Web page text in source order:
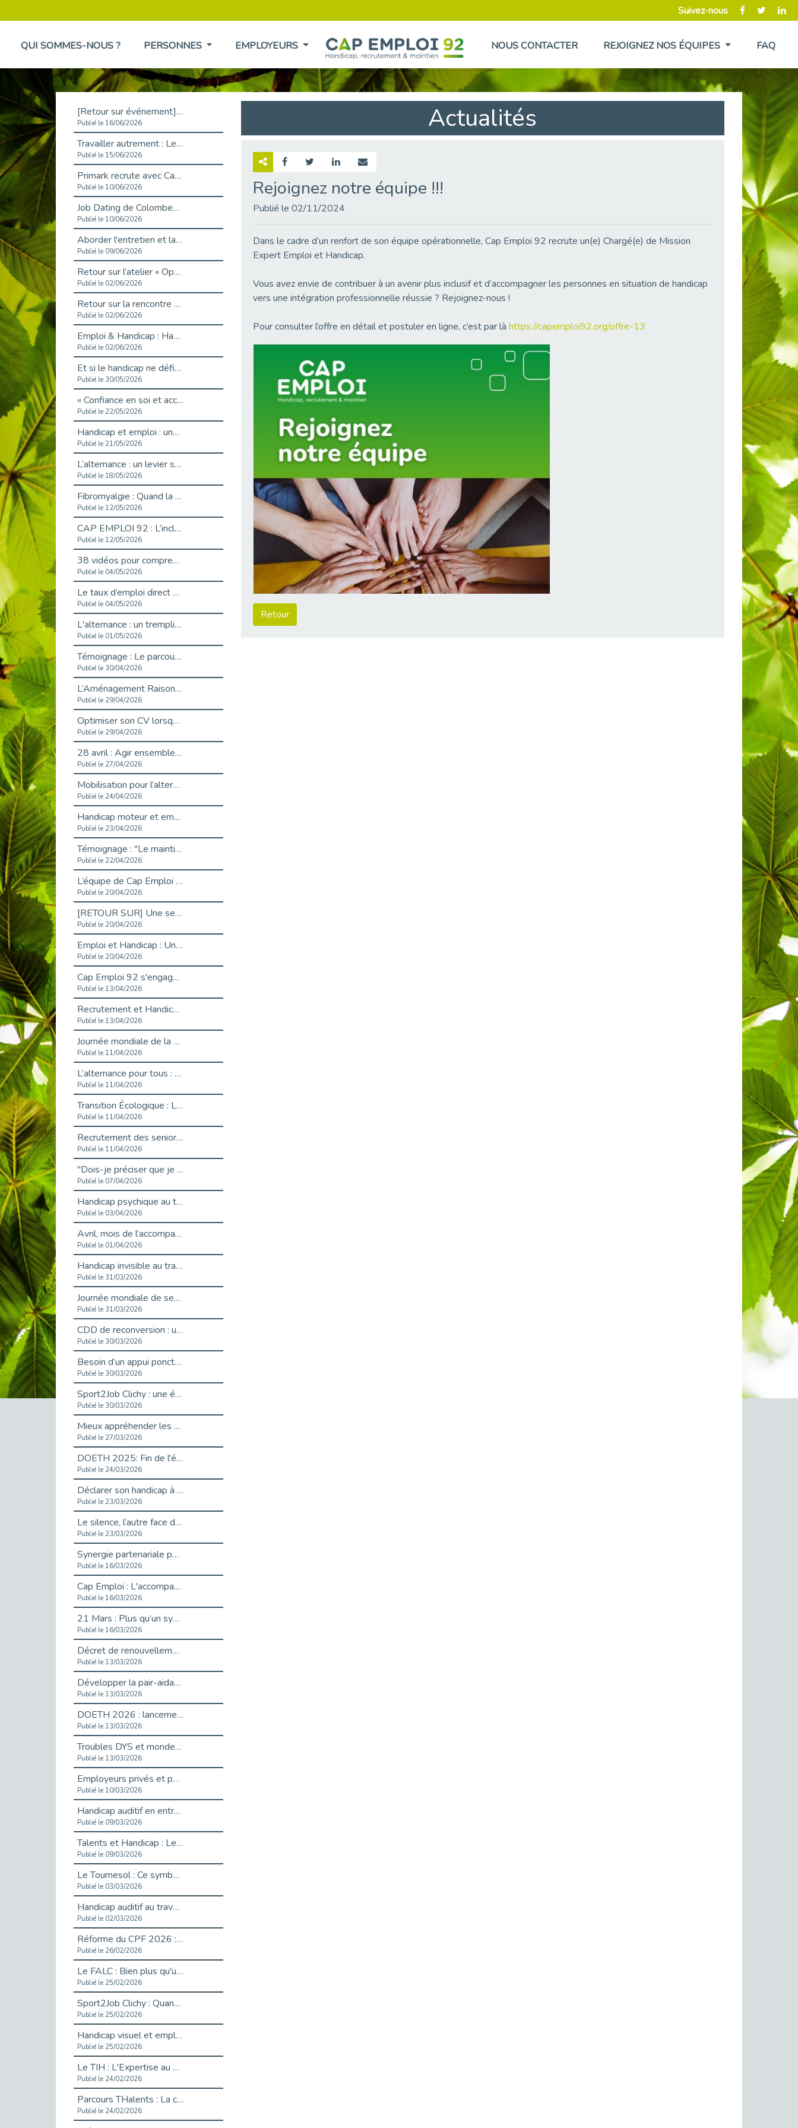
Suivez-nous
QUI SOMMES-NOUS ? PERSONNES EMPLOYEURS NOUS CONTACTER REJOIGNEZ NOS ÉQUIPES FAQ
[Retour sur événement] L'inclusion au cœur de la Place de l'Emploi à La Défense !
Publié le 16/06/2026
Travailler autrement : Le défi de l'intégration des maladies chroniques en entreprise
Publié le 15/06/2026
Primark recrute avec Cap Emploi 92, une matinée couronnée de succès !
Publié le 10/06/2026
Job Dating de Colombes – Emploi et Insertion
Publié le 10/06/2026
Aborder l'entretien et la situation de handicap en toute confiance
Publié le 09/06/2026
Retour sur l’atelier « Optimiser sa recherche d’emploi »
Publié le 02/06/2026
Retour sur la rencontre entre Cap Emploi 92 et Thales (Campus Meudon)
Publié le 02/06/2026
Emploi & Handicap : Hachette Livre et Cap emploi 92 renforcent leur collaboration
Publié le 02/06/2026
Et si le handicap ne définissait plus la carrière ?
Publié le 30/05/2026
« Confiance en soi et acceptation du handicap » : un levier puissant vers l’emploi
Publié le 22/05/2026
Handicap et emploi : une matinée pour briser les tabous
Publié le 21/05/2026
L’alternance : un levier stratégique pour recruter et inclure durablement
Publié le 18/05/2026
Fibromyalgie : Quand la douleur invisible s’invite au bureau
Publié le 12/05/2026
CAP EMPLOI 92 : L’inclusion portée à son sommet, bien au-delà des quotas
Publié le 12/05/2026
38 vidéos pour comprendre et agir durablement
Publié le 04/05/2026
Le taux d’emploi direct dans la fonction publique dépasse 6 % en 2025
Publié le 04/05/2026
L'alternance : un tremplin vers l'emploi aussi pour les personnes en situation de handicap
Publié le 01/05/2026
Témoignage : Le parcours de Marc, 44 ans
Publié le 30/04/2026
L’Aménagement Raisonnable : Un Levier pour l’Équité
Publié le 29/04/2026
Optimiser son CV lorsqu’on est en situation de handicap
Publié le 29/04/2026
28 avril : Agir ensemble pour une culture de prévention au travail
Publié le 27/04/2026
Mobilisation pour l’alternance et le handicap
Publié le 24/04/2026
Handicap moteur et emploi : réussir ses recrutements vidéo
Publié le 23/04/2026
Témoignage : "Le maintien en emploi est un investissement, pas une contrainte."
Publié le 22/04/2026
L’équipe de Cap Emploi 92 s’agrandit : Bienvenue à Charmila, Khoudia et Fadila !
Publié le 20/04/2026
[RETOUR SUR] Une session de recrutement inclusive réussie à Asnières !
Publié le 20/04/2026
Emploi et Handicap : Une alliance de style entre Cap Emploi 92 et La Cravate Solidaire
Publié le 20/04/2026
Cap Emploi 92 s'engage pour la santé mentale : La formation PSSM au cœur de l'accompagnement
Publié le 13/04/2026
Recrutement et Handicap : Et si vous testiez avant de vous engager ?
Publié le 13/04/2026
Journée mondiale de la maladie de Parkinson : Mieux comprendre pour mieux accompagner
Publié le 11/04/2026
L’alternance pour tous : Cap Emploi 92 et Seine Ouest Entreprise et Emploi mobilisés à Boulogne-Billancourt
Publié le 11/04/2026
Transition Écologique : Les Cap Emploi 75,92 et 93 s’engagent pour un Numérique Responsable
Publié le 11/04/2026
Recrutement des seniors : Un levier de transformation pour les ETI franciliennes
Publié le 11/04/2026
"Dois-je préciser que je suis handicapé sur mon CV?"
Publié le 07/04/2026
Handicap psychique au travail : et si nous changions de regard - vidéo
Publié le 03/04/2026
Avril, mois de l’accompagnement dans l’emploi avec Cap emploi.
Publié le 01/04/2026
Handicap invisible au travail : se taire ou parler? - vidéo
Publié le 31/03/2026
Journée mondiale de sensibilisation à l’autisme
Publié le 31/03/2026
CDD de reconversion : un nouveau contrat pour sécuriser le changement de métier.
Publié le 30/03/2026
Besoin d’un appui ponctuel expertise handicap ?
Publié le 30/03/2026
Sport2Job Clichy : une édition altoséquanaise avec Cap Emploi 92.
Publié le 30/03/2026
Mieux appréhender les enjeux du handicap singulier en entreprise - vidéo
Publié le 27/03/2026
DOETH 2025: Fin de l'écrêtement
Publié le 24/03/2026
Déclarer son handicap à son employeur : un levier professionnel ?
Publié le 23/03/2026
Le silence, l’autre face du recrutement : un appel au respect des candidats.
Publié le 23/03/2026
Synergie partenariale pour l'Inclusion Professionnelle chez Orange
Publié le 16/03/2026
Cap Emploi : L'accompagnement EXH c’est quoi ?
Publié le 16/03/2026
21 Mars : Plus qu’un symbole, un engagement pour l’inclusion
Publié le 16/03/2026
Décret de renouvellement de l'aide aux employeurs d'apprentis
Publié le 13/03/2026
Développer la pair-aidance en santé mentale : guide pour les employeurs
Publié le 13/03/2026
DOETH 2026 : lancement de la campagne pour les employeurs publics
Publié le 13/03/2026
Troubles DYS et monde du travail : mieux comprendre pour mieux accompagner _ vidéo
Publié le 13/03/2026
Employeurs privés et publics : vigilance face aux démarchages liés à l’OETH en 2026
Publié le 10/03/2026
Handicap auditif en entreprise, aménagements pour sécuriser la communication - vidéo
Publié le 09/03/2026
Talents et Handicap : Le Top 10 des métiers plébiscités dans les Hauts-de-Seine
Publié le 09/03/2026
Le Tournesol : Ce symbole discret qui change la vie des personnes en situation de handicap invisible
Publié le 03/03/2026
Handicap auditif au travail : rendre l’invisible accessible
Publié le 02/03/2026
Réforme du CPF 2026 : Ce qui change ce printemps pour vos droits à la formation
Publié le 26/02/2026
Le FALC : Bien plus qu'une écriture, un levier d'inclusion
Publié le 25/02/2026
Sport2Job Clichy : Quand le terrain devient le plus beau des bureaux
Publié le 25/02/2026
Handicap visuel et emploi : lever les obstacles pour révéler les - vidéo
Publié le 25/02/2026
Le TIH : L'Expertise au Service de l'Inclusion
Publié le 24/02/2026
Parcours THalents : La complémentarité au service de l'Emploi.
Publié le 24/02/2026
Actualités
Rejoignez notre équipe !!!
Publié le 02/11/2024
Dans le cadre d’un renfort de son équipe opérationnelle, Cap Emploi 92 recrute un(e) Chargé(e) de Mission
Expert Emploi et Handicap.
Vous avez envie de contribuer à un avenir plus inclusif et d’accompagner les personnes en situation de handicap
vers une intégration professionnelle réussie ? Rejoignez-nous !
Pour consulter l’offre en détail et postuler en ligne, c’est par là https://capemploi92.org/offre-13
Retour